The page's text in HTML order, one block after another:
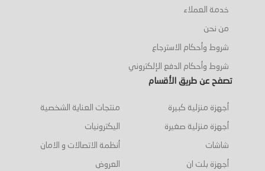
خدمة العملاء
من نحن
شروط وأحكام الاسترجاع
شروط وأحكام الدفع الإلكتروني
تصفح عن طريق الأقسام
أجهزة منزلية كبيرة
أجهزة منزلية صغيرة
شاشات
أجهزة بلت ان
منتجات العناية الشخصية
اليكترونيات
أنظمة الاتصالات و الامان
العروض